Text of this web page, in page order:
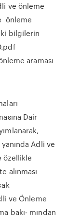
ve önleme
önleme
bilgilerin
araması
Dair
Adli ve
özellikle
alınması
ve Önleme
bakı- mından